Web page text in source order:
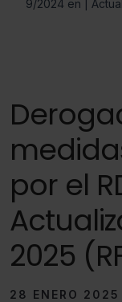
9/2024 en |
por el
2025
28 ENERO 2025